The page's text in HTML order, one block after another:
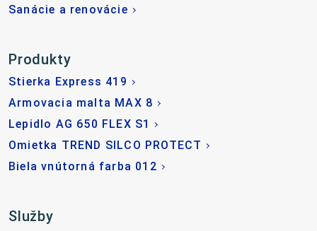
Sanácie a renovácie
Produkty
Stierka Express 419
Armovacia malta MAX 8
Lepidlo AG 650 FLEX S1
Omietka TREND SILCO PROTECT
Biela vnútorná farba 012
Služby